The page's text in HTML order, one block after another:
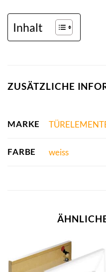
Inhalt
ZUSÄTZLICHE
MARKE
FARBE weiss